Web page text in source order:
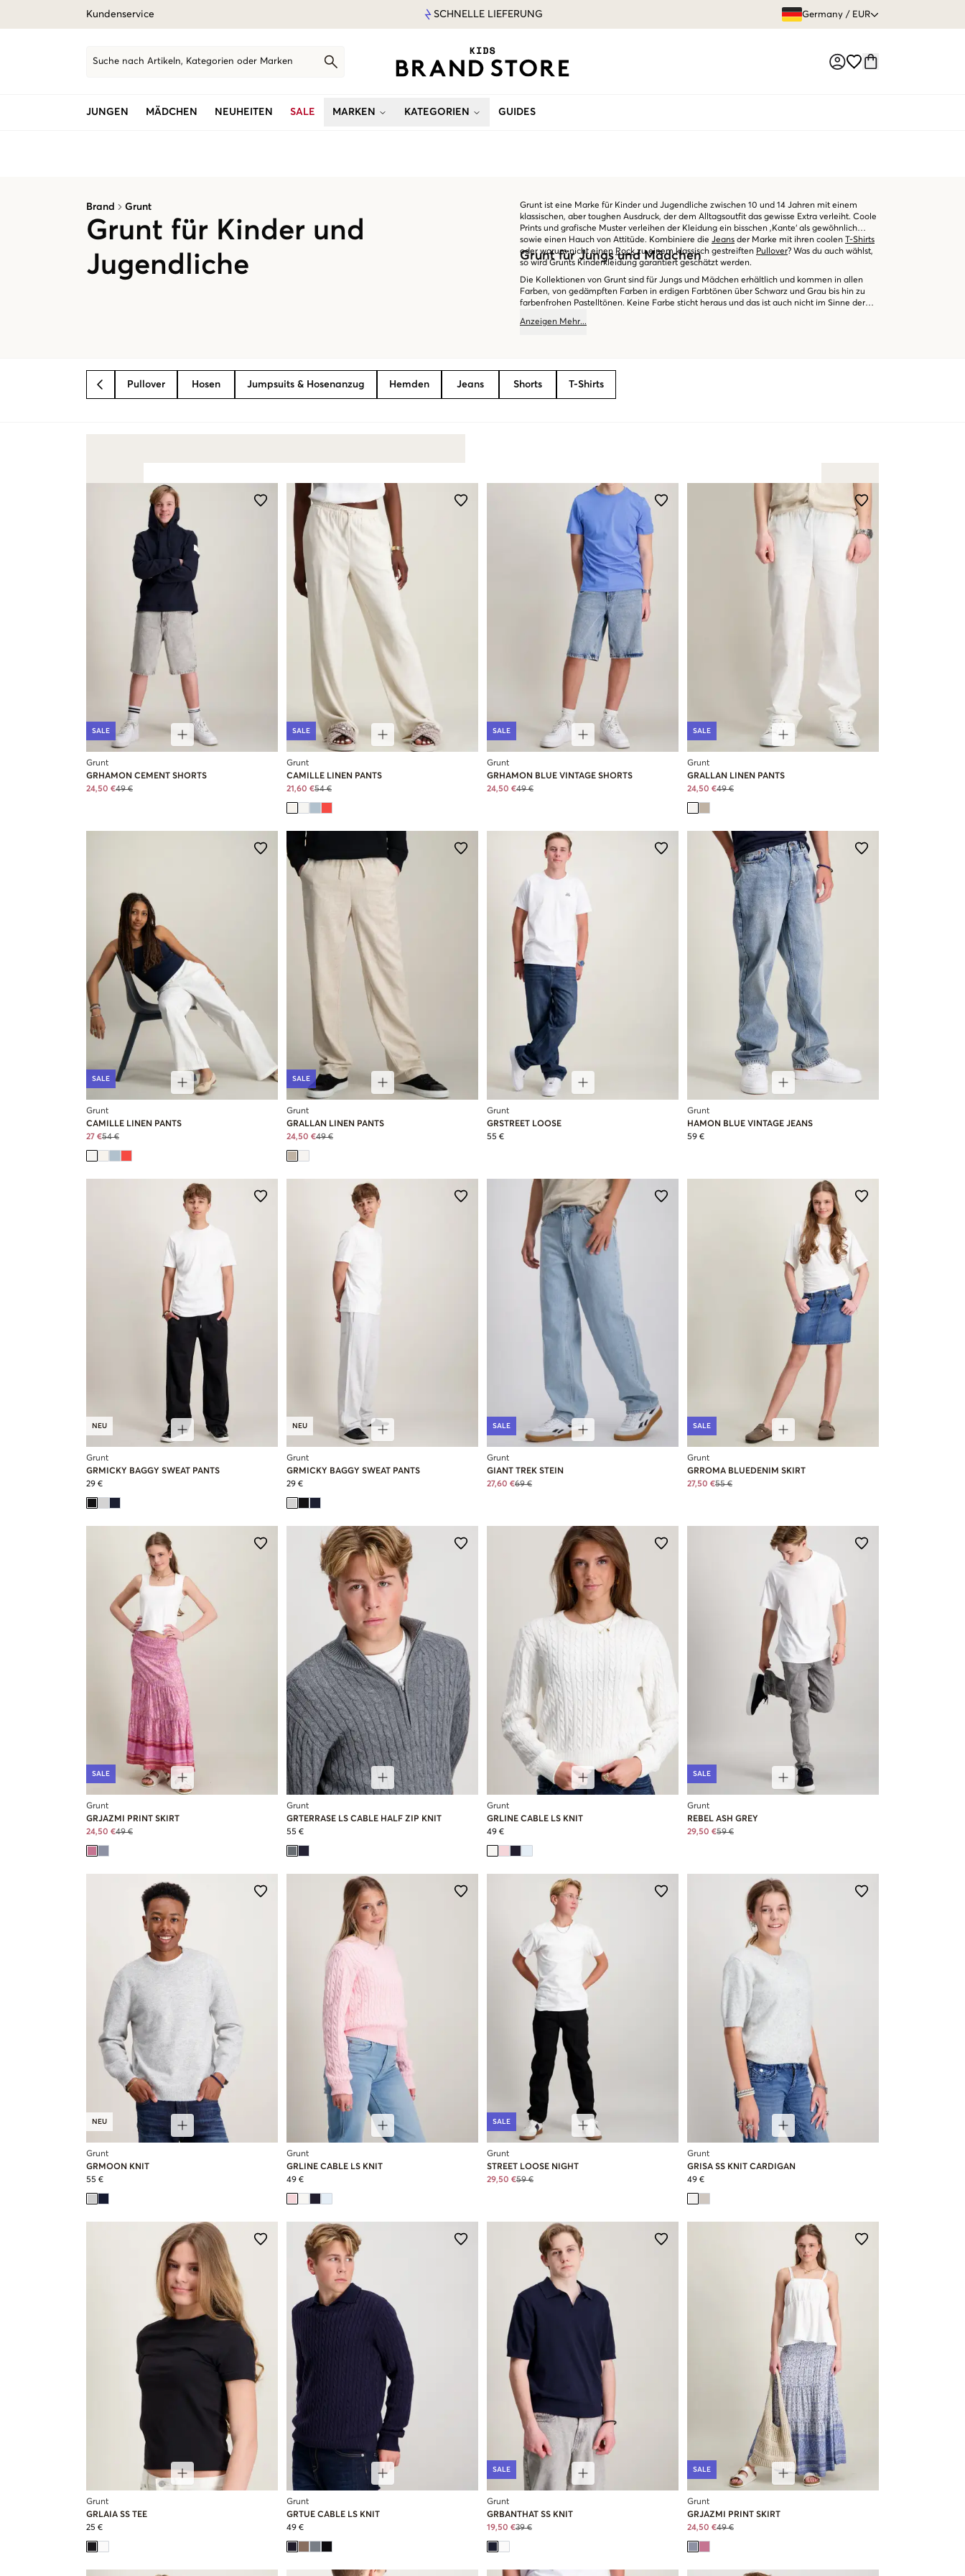
Kundenservice SCHNELLE LIEFERUNG Germany / EUR
Suche nach Artikeln, Kategorien oder Marken
JUNGEN MÄDCHEN NEUHEITEN SALE MARKEN KATEGORIEN GUIDES
Brand Grunt
Grunt für Kinder und
Jugendliche
Grunt ist eine Marke für Kinder und Jugendliche zwischen 10 und 14 Jahren mit einem
klassischen, aber toughen Ausdruck, der dem Alltagsoutfit das gewisse Extra verleiht. Coole
Prints und grafische Muster verleihen der Kleidung ein bisschen ‚Kante‘ als gewöhnlich
sowie einen Hauch von Attitüde. Kombiniere die Jeans der Marke mit ihren coolen T-Shirts
oder warum nicht einen Rockzu einem klassisch gestreiften Pullover? Was du auch wählst,
so wird Grunts Kinderkleidung garantiert geschätzt werden.
Grunt für Jungs und Mädchen
Die Kollektionen von Grunt sind für Jungs und Mädchen erhältlich und kommen in allen
Farben, von gedämpften Farben in erdigen Farbtönen über Schwarz und Grau bis hin zu
farbenfrohen Pastelltönen. Keine Farbe sticht heraus und das ist auch nicht im Sinne der
des Jugendlichen und kann somit unendlich kombiniert werden. Äußerst anwendbare
Anzeigen Mehr...
BACK Pullover Hosen Jumpsuits & Hosenanzug Hemden Jeans Shorts T-Shirts
SALE
Grunt
GRHAMON CEMENT SHORTS
24,50 €49 €
SALE
Grunt
CAMILLE LINEN PANTS
21,60 €54 €
SALE
Grunt
GRHAMON BLUE VINTAGE SHORTS
24,50 €49 €
SALE
Grunt
GRALLAN LINEN PANTS
24,50 €49 €
SALE
Grunt
CAMILLE LINEN PANTS
27 €54 €
SALE
Grunt
GRALLAN LINEN PANTS
24,50 €49 €
Grunt
GRSTREET LOOSE
55 €
Grunt
HAMON BLUE VINTAGE JEANS
59 €
NEU
Grunt
GRMICKY BAGGY SWEAT PANTS
29 €
NEU
Grunt
GRMICKY BAGGY SWEAT PANTS
29 €
SALE
Grunt
GIANT TREK STEIN
27,60 €69 €
SALE
Grunt
GRROMA BLUEDENIM SKIRT
27,50 €55 €
SALE
Grunt
GRJAZMI PRINT SKIRT
24,50 €49 €
Grunt
GRTERRASE LS CABLE HALF ZIP KNIT
55 €
Grunt
GRLINE CABLE LS KNIT
49 €
SALE
Grunt
REBEL ASH GREY
29,50 €59 €
NEU
Grunt
GRMOON KNIT
55 €
Grunt
GRLINE CABLE LS KNIT
49 €
SALE
Grunt
STREET LOOSE NIGHT
29,50 €59 €
Grunt
GRISA SS KNIT CARDIGAN
49 €
Grunt
GRLAIA SS TEE
25 €
Grunt
GRTUE CABLE LS KNIT
49 €
SALE
Grunt
GRBANTHAT SS KNIT
19,50 €39 €
SALE
Grunt
GRJAZMI PRINT SKIRT
24,50 €49 €